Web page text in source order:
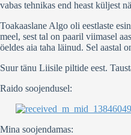
vabas tehnikas end heast küljest
Toakaaslane Algo oli eestlaste
meel, sest tal on paaril viimasel
öeldes aia taha läinud. Sel aastal
Suur tänu Liisile piltide eest.
Raido soojendusel:
Mina soojendamas: